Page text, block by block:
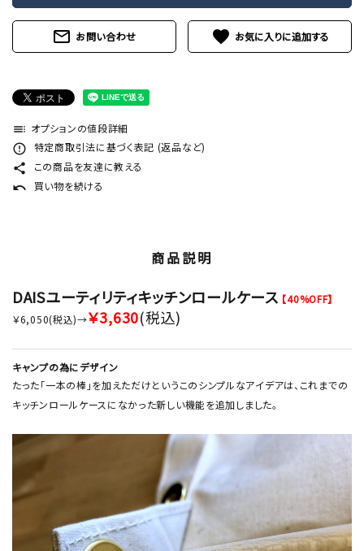
mail_outline お問い合わせ favorite
toc オプションの値段詳細
error_outline 特定商取引法に基づく表記 (返品など)
share この商品を友達に教える
undo 買い物を続ける
商品説明
DAISユーティリティキッチンロールケース 【40%OFF】
￥6,050(税込)→￥3,630(税込)
キャンプの為にデザイン
たった「一本の棒」を加えただけというこのシンプルなアイデアは、これまでの
キッチンロールケースになかった新しい機能を追加しました。